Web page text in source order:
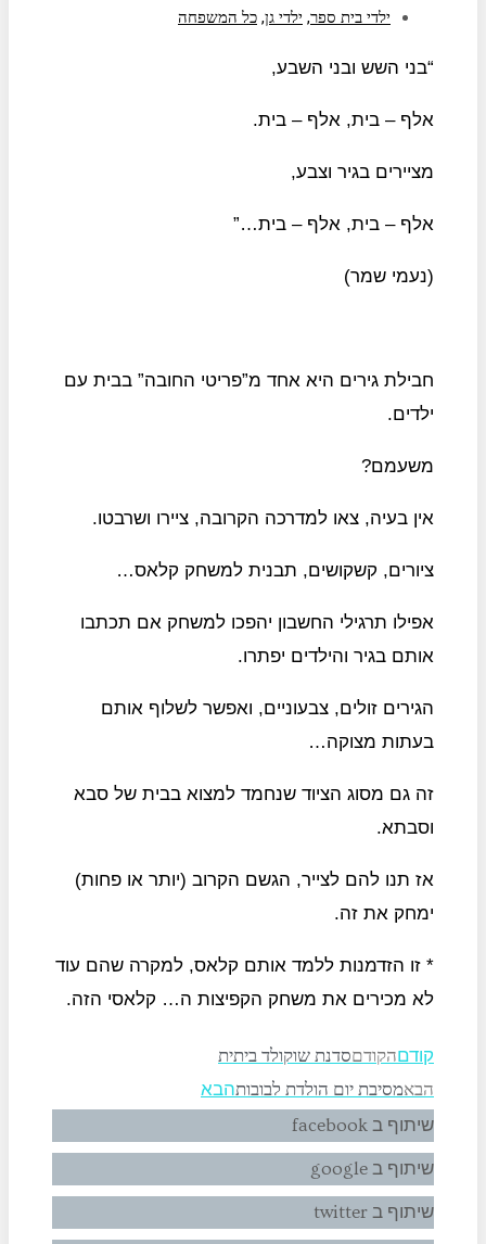
ילדי בית ספר, ילדי גן, כל המשפחה
“בני השש ובני השבע,
אלף – בית, אלף – בית.
מציירים בגיר וצבע,
אלף – בית, אלף – בית…”
(נעמי שמר)
חבילת גירים היא אחד מ”פריטי החובה” בבית עם
ילדים.
משעמם?
אין בעיה, צאו למדרכה הקרובה, ציירו ושרבטו.
ציורים, קשקושים, תבנית למשחק קלאס…
אפילו תרגילי החשבון יהפכו למשחק אם תכתבו
אותם בגיר והילדים יפתרו.
הגירים זולים, צבעוניים, ואפשר לשלוף אותם
בעתות מצוקה…
זה גם מסוג הציוד שנחמד למצוא בבית של סבא
וסבתא.
אז תנו להם לצייר, הגשם הקרוב (יותר או פחות)
ימחק את זה.
* זו הזדמנות ללמד אותם קלאס, למקרה שהם עוד
לא מכירים את משחק הקפיצות ה… קלאסי הזה.
קודםהקודםסדנת שוקולד ביתית
הבאמסיבת יום הולדת לבובותהבא
שיתוף ב facebook
שיתוף ב google
שיתוף ב twitter